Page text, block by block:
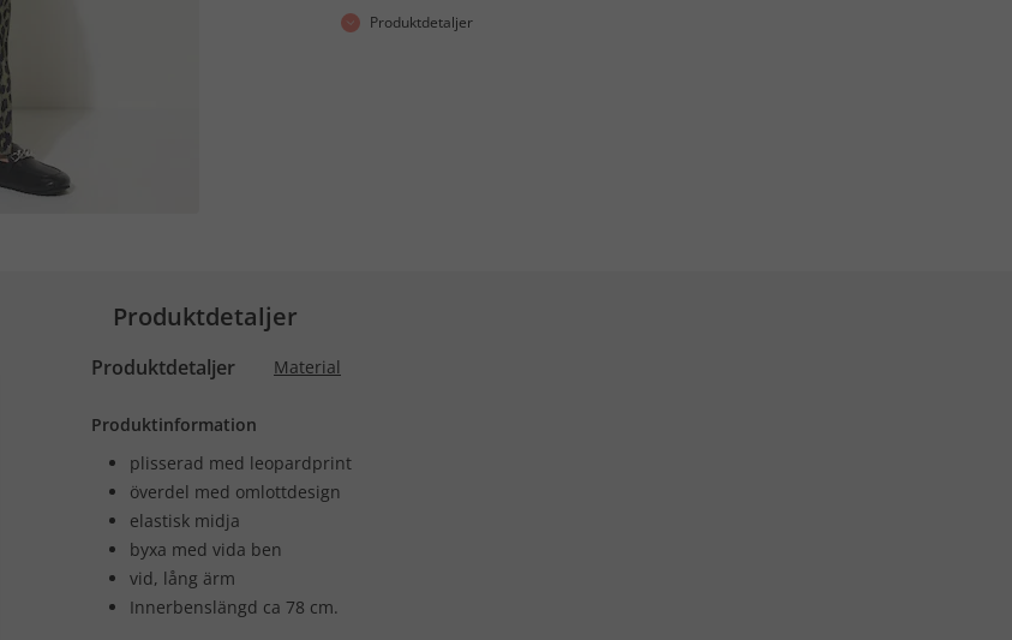
Produktdetaljer
Produktdetaljer
Produktdetaljer Material
Produktinformation
plisserad med leopardprint
överdel med omlottdesign
elastisk midja
byxa med vida ben
vid, lång ärm
Innerbenslängd ca 78 cm.